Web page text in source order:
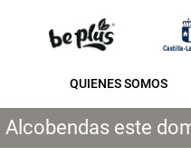
QUIENES SOMOS
Alcobendas este